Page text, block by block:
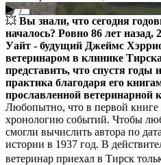
▶
💥 Вы знали, что сегодня
началось? Ровно 86 лет назад,
Уайт - будущий Джеймс
ветеринаром в клинике
представить, что спустя годы
практика благодаря его
прославленной ветеринарной
Любопытно, что в первой
хронологию событий. Чтобы
смогли вычислить автора по
истории в 1937 год. В
ветеринар приехал в Тирск